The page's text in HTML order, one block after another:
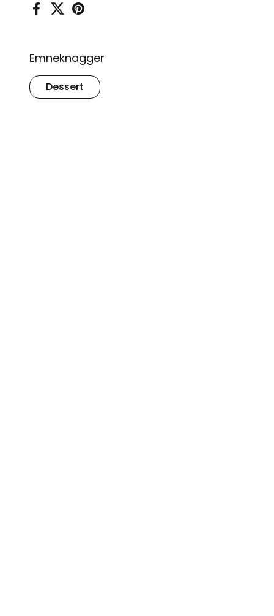
Facebook
X (Twitter)
Pinterest
Emneknagger
Dessert